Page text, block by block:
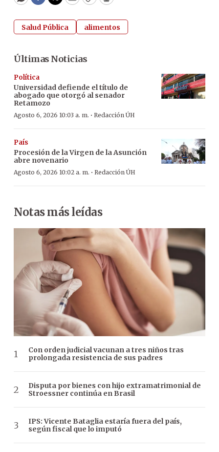
Salud Pública alimentos
Últimas Noticias
Política
Universidad defiende el título de
abogado que otorgó al senador
Retamozo
Agosto 6, 2026 10:03 a. m. · Redacción ÚH
País
Procesión de la Virgen de la Asunción
abre novenario
Agosto 6, 2026 10:02 a. m. · Redacción ÚH
Notas más leídas
Con orden judicial vacunan a tres niños tras
prolongada resistencia de sus padres
Disputa por bienes con hijo extramatrimonial de
Stroessner continúa en Brasil
IPS: Vicente Bataglia estaría fuera del país,
según fiscal que lo imputó